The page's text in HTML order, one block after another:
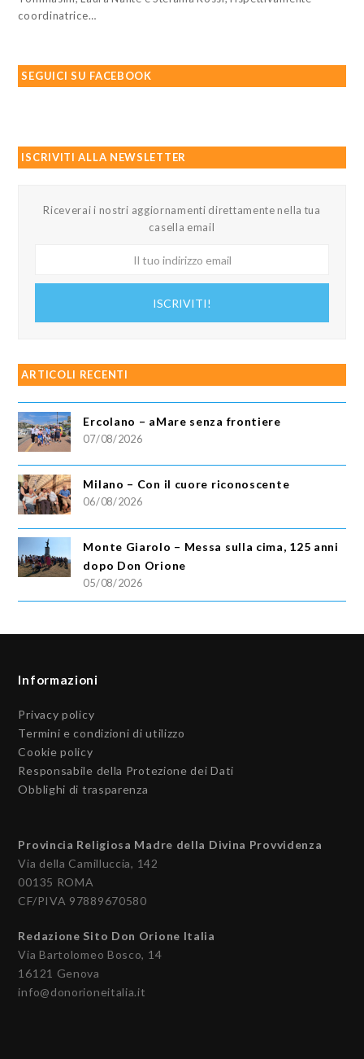
coordinatrice…
SEGUICI SU FACEBOOK
ISCRIVITI ALLA NEWSLETTER
Riceverai i nostri aggiornamenti direttamente nella tua
casella email
ISCRIVITI!
ARTICOLI RECENTI
Ercolano – aMare senza frontiere
07/08/2026
Milano – Con il cuore riconoscente
06/08/2026
Monte Giarolo – Messa sulla cima, 125 anni
dopo Don Orione
05/08/2026
Informazioni
Privacy policy
Termini e condizioni di utilizzo
Cookie policy
Responsabile della Protezione dei Dati
Obblighi di trasparenza
Provincia Religiosa Madre della Divina Provvidenza
Via della Camilluccia, 142
00135 ROMA
CF/PIVA 97889670580
Redazione Sito Don Orione Italia
Via Bartolomeo Bosco, 14
16121 Genova
info@donorioneitalia.it